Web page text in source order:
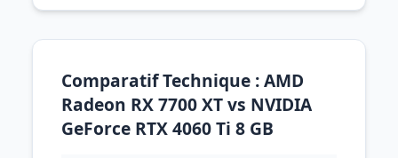
Comparatif Technique : AMD
Radeon RX 7700 XT vs NVIDIA
GeForce RTX 4060 Ti 8 GB